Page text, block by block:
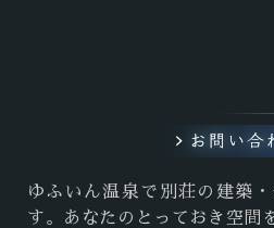
ゆふいん温泉で別荘の建築
す。あなたのとっておき空間